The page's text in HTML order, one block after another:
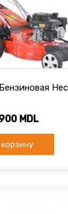
MDL
корзину